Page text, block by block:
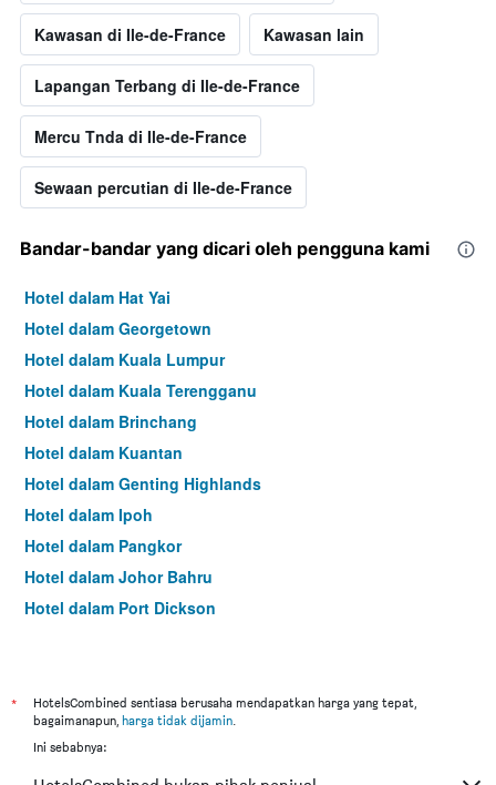
Kawasan di Ile-de-France Kawasan lain
Lapangan Terbang di Ile-de-France
Mercu Tnda di Ile-de-France
Sewaan percutian di Ile-de-France
Bandar-bandar yang dicari oleh pengguna kami
Hotel dalam Hat Yai
Hotel dalam Georgetown
Hotel dalam Kuala Lumpur
Hotel dalam Kuala Terengganu
Hotel dalam Brinchang
Hotel dalam Kuantan
Hotel dalam Genting Highlands
Hotel dalam Ipoh
Hotel dalam Pangkor
Hotel dalam Johor Bahru
Hotel dalam Port Dickson
*
HotelsCombined sentiasa berusaha mendapatkan harga yang tepat,
bagaimanapun, harga tidak dijamin.
Ini sebabnya: